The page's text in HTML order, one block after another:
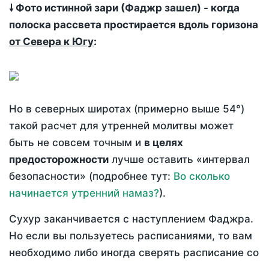
🠗 Фото истинной зари (Фаджр зашел) - когда
полоска рассвета простирается вдоль горизона
от Севера к Югу:
Но в северных широтах (примерно выше 54°)
такой расчет для утренней молитвы может
быть не совсем точным и в целях
предосторожности лучше оставить «интервал
безопасности» (подробнее тут: Во сколько
начинается утренний намаз?).
Сухур заканчивается с наступлением Фаджра.
Но если вы пользуетесь расписаниями, то вам
необходимо либо иногда сверять расписание со